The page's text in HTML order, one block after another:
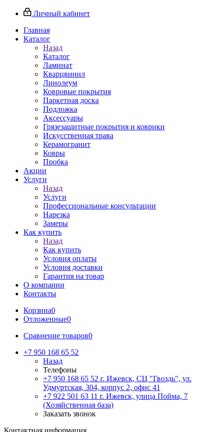
Личный кабинет
Главная
Каталог
Назад
Каталог
Ламинат
Кварцвинил
Линолеум
Ковровые покрытия
Паркетная доска
Подложка
Аксессуары
Грязезащитные покрытия и коврики
Искусственная трава
Керамогранит
Ковры
Пробка
Акции
Услуги
Назад
Услуги
Профессиональные консультации
Нарезка
Замеры
Как купить
Назад
Как купить
Условия оплаты
Условия доставки
Гарантия на товар
О компании
Контакты
Корзина0
Отложенные0
Сравнение товаров0
+7 950 168 65 52
Назад
Телефоны
+7 950 168 65 52 г. Ижевск, СЦ "Гвоздь", ул.
Удмуртская, 304, корпус 2, офис 41
+7 922 501 63 11 г. Ижевск, улица Пойма, 7
(Хозяйственная база)
Заказать звонок
Контактная информация